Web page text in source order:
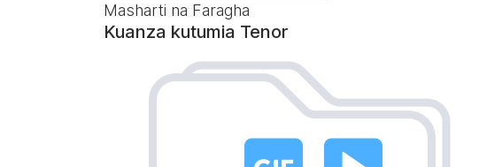
Masharti na Faragha
Kuanza kutumia Tenor